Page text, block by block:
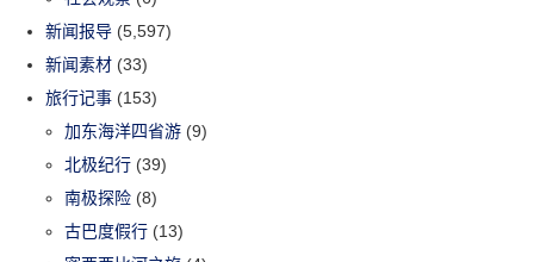
新闻报导 (5,597)
新闻素材 (33)
旅行记事 (153)
加东海洋四省游 (9)
北极纪行 (39)
南极探险 (8)
古巴度假行 (13)